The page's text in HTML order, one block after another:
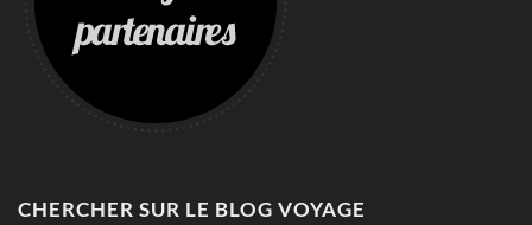
CHERCHER SUR LE BLOG VOYAGE